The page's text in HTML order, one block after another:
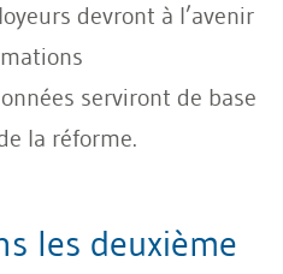
devront à l’avenir
serviront de base
la réforme.
les deuxième